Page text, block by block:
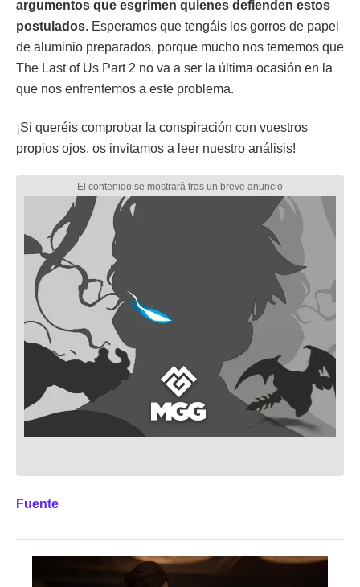
argumentos que esgrimen quienes defienden estos
postulados. Esperamos que tengáis los gorros de papel
de aluminio preparados, porque mucho nos tememos que
The Last of Us Part 2 no va a ser la última ocasión en la
que nos enfrentemos a este problema.
¡Si queréis comprobar la conspiración con vuestros
propios ojos, os invitamos a leer nuestro análisis!
Fuente